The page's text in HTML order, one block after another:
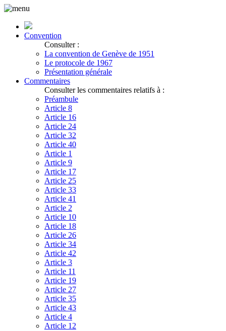
Convention
Consulter :
La convention de Genève de 1951
Le protocole de 1967
Présentation générale
Commentaires
Consulter les commentaires relatifs à :
Préambule
Article 8
Article 16
Article 24
Article 32
Article 40
Article 1
Article 9
Article 17
Article 25
Article 33
Article 41
Article 2
Article 10
Article 18
Article 26
Article 34
Article 42
Article 3
Article 11
Article 19
Article 27
Article 35
Article 43
Article 4
Article 12